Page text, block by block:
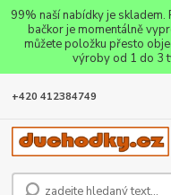
99% naší nabídky je
bačkor je momentálně
můžete položku přesto
výroby od 1 do 3
+420 412384749